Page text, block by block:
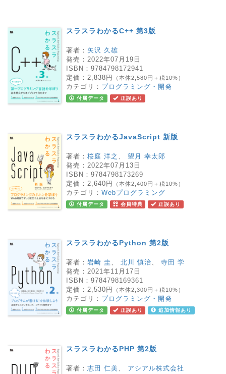
スラスラわかるC++ 第3版
著者： 矢沢 久雄
発売： 2022年07月19日
ISBN： 9784798172941
定価： 2,838円 （本体2,580円＋税10%）
カテゴリ： プログラミング・開発
付属データ 正誤あり
スラスラわかるJavaScript 新版
著者： 桜庭 洋之
望月 幸太郎
発売： 2022年07月13日
ISBN： 9784798173269
定価： 2,640円 （本体2,400円＋税10%）
カテゴリ： Webプログラミング
付属データ 会員特典 正誤あり
スラスラわかるPython 第2版
著者： 岩崎 圭 北川 慎治
寺田 学
発売： 2021年11月17日
ISBN： 9784798169361
定価： 2,530円 （本体2,300円＋税10%）
カテゴリ： プログラミング・開発
付属データ 正誤あり 追加情報あり
スラスラわかるPHP 第2版
著者： 志田 仁美
アシアル株式会社